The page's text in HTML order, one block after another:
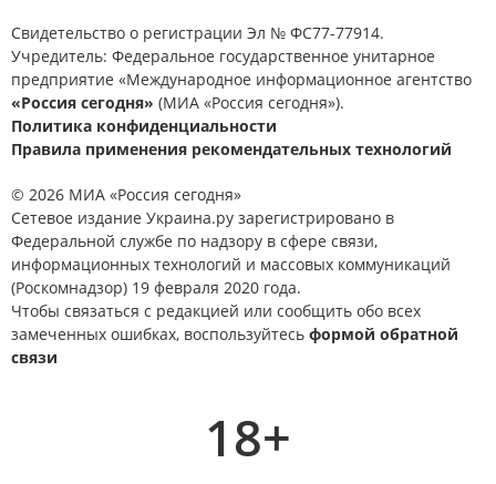
Свидетельство о регистрации Эл № ФС77-77914.
Учредитель: Федеральное государственное унитарное
предприятие «Международное информационное агентство
«Россия сегодня» (МИА «Россия сегодня»).
Политика конфиденциальности
Правила применения рекомендательных технологий
© 2026 МИА «Россия сегодня»
Сетевое издание Украина.ру зарегистрировано в
Федеральной службе по надзору в сфере связи,
информационных технологий и массовых коммуникаций
(Роскомнадзор) 19 февраля 2020 года.
Чтобы связаться с редакцией или сообщить обо всех
замеченных ошибках, воспользуйтесь формой обратной
связи
18+